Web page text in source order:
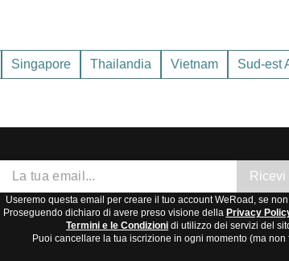
più basse, specialmente tra novembre e
e febbraio , quando il clima è più fresco e
Singapore Thailandia Vietnam Sud-est
Useremo questa email per creare il tuo account WeRoad, se
Proseguendo dichiaro di avere preso visione della Privacy
Termini e le Condizioni di utilizzo dei servizi del
Puoi cancellare la tua iscrizione in ogni momento (ma non